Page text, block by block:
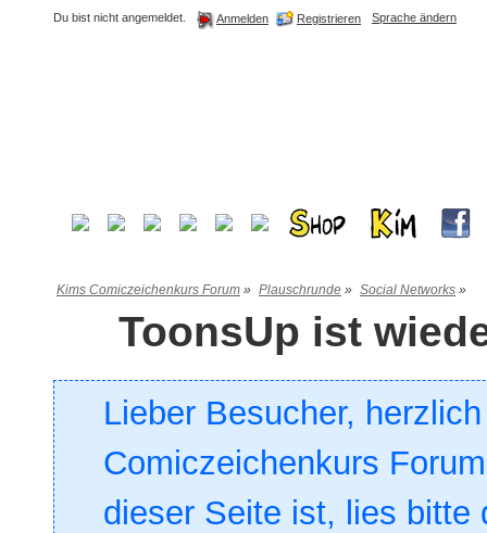
Du bist nicht angemeldet. Anmelden Registrieren Sprache ändern
Kims Comiczeichenkurs Forum » Plauschrunde » Social Networks »
ToonsUp ist
Lieber Besucher,
Comiczeichenkurs
dieser Seite ist, lies bitte